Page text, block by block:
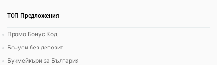
ТОП Предложения
Промо Бонус Код
Бонуси без депозит
Букмейкъри за България